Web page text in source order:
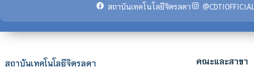
สถาบันเทคโนโลยีจิตรลดา @CDTIOFFICIAL
สถาบันเทคโนโลยีจิตรลดา
คณะและสาขา